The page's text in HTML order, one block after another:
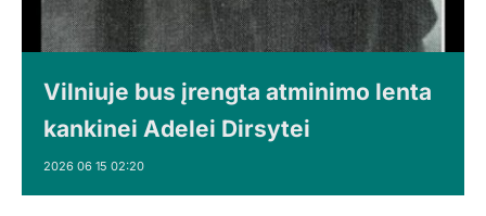
Vilniuje bus įrengta atminimo lenta
kankinei Adelei Dirsytei
2026 06 15 02:20